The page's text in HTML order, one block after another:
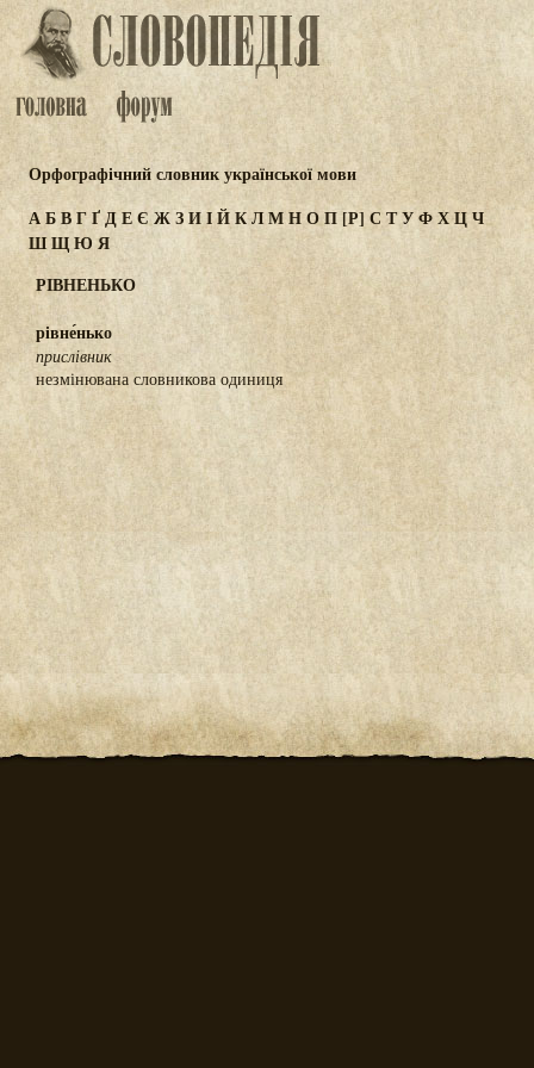
Орфографічний словник української мови
АБВГҐДЕЄ ЖЗИІЙКЛМНОП [Р] СТУФХЦЧ
ШЩЮЯ
РІВНЕНЬКО
рівне́нько
прислівник
незмінювана словникова одиниця